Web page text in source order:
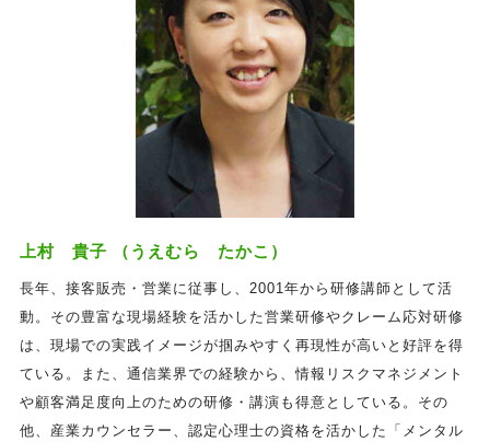
上村 貴子 （うえむら たかこ）
長年、接客販売・営業に従事し、2001年から研修講師として活
動。その豊富な現場経験を活かした営業研修やクレーム応対研修
は、現場での実践イメージが掴みやすく再現性が高いと好評を得
ている。また、通信業界での経験から、情報リスクマネジメント
や顧客満足度向上のための研修・講演も得意としている。その
他、産業カウンセラー、認定心理士の資格を活かした「メンタル